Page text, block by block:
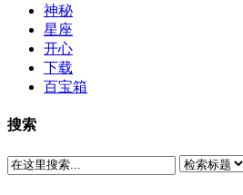
神秘
星座
开心
下载
百宝箱
搜索